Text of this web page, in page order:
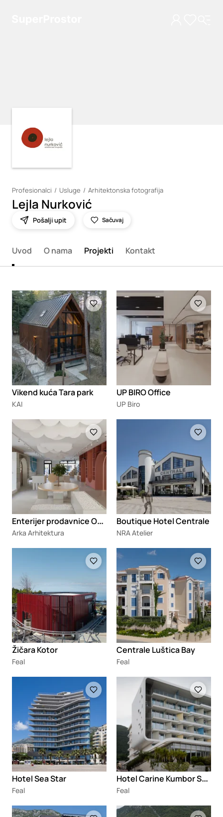
Profesionalci Usluge Arhitektonska fotografija
Lejla Nurković
Pošalji upit Sačuvaj
Uvod O nama Projekti Kontakt
Loading
Vikend kuća Tara park
KAI
Loading
UP BIRO Office
UP Biro
Loading
E
nterijer prodavnice Oblak i sunce
Arka Arhitektura
Boutique Hotel Centrale
NRA Atelier
Žičara Kotor
Feal
Loading
Centrale Luštica Bay
Feal
Hotel Sea Star
Feal
Loading
H
otel Carine Kumbor Superior
Feal
Loading Loading